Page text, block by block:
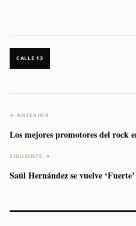
CALLE 13
← ANTERIOR
Los mejores promotores del rock
SIGUIENTE →
Saúl Hernández se vuelve